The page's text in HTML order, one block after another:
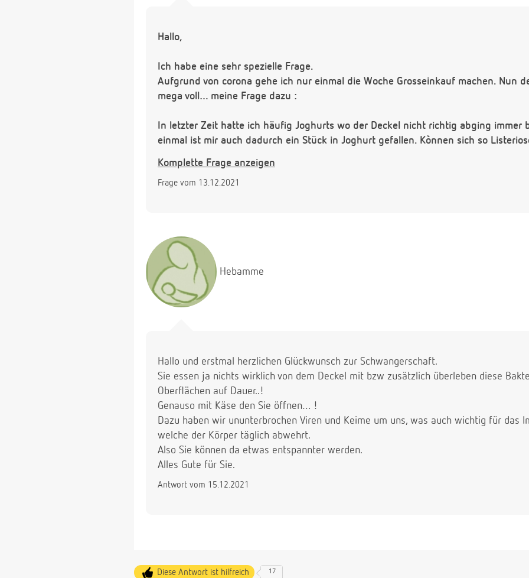
Hallo,
Ich habe eine sehr spezielle Frage.
Aufgrund von corona gehe ich nur einmal die Woche Grosseinkauf machen. Nun
mega voll… meine Frage dazu :
In letzter Zeit hatte ich häufig Joghurts wo der Deckel nicht richtig abging immer
einmal ist mir auch dadurch ein Stück in Joghurt gefallen. Kònnen sich so
wenn ich eine Verpackung mit z.B. Käse öffne muss ich mir dann auch die Hände
ich den Inhalt berühre? Vielen Dank ich bin sehr ängstlich
Komplette Frage anzeigen
Frage vom 13.12.2021
Hebamme
Hallo und erstmal herzlichen Glückwunsch zur Schwangerschaft.
Sie essen ja nichts wirklich von dem Deckel mit bzw zusätzlich überleben diese
Oberflächen auf Dauer..!
Genauso mit Käse den Sie öffnen… !
Dazu haben wir ununterbrochen Viren und Keime um uns, was auch wichtig für das
welche der Körper täglich abwehrt.
Also Sie können da etwas entspannter werden.
Alles Gute für Sie.
Antwort vom 15.12.2021
Diese Antwort ist hilfreich 17